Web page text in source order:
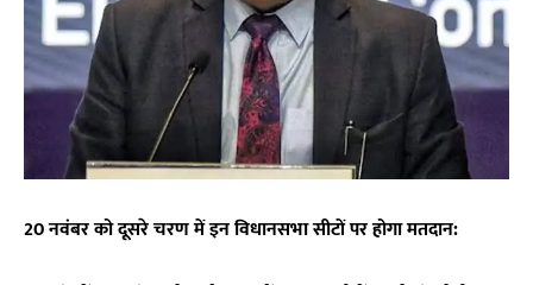
20 नवंबर को दूसरे चरण में इन विधानसभा सीटों पर होगा मतदान: